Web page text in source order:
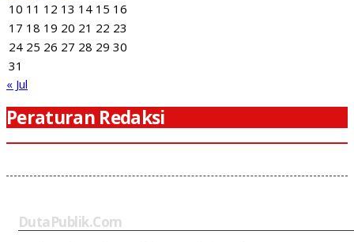
10 11 12 13 14 15 16
17 18 19 20 21 22 23
24 25 26 27 28 29 30
31
« Jul
Peraturan Redaksi
DutaPublik.com